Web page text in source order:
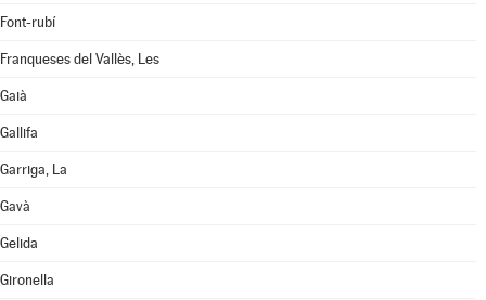
Font-rubí
Franqueses del Vallès, Les
Gaià
Gallifa
Garriga, La
Gavà
Gelida
Gironella